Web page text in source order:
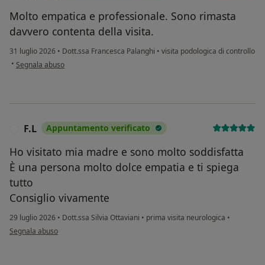
Molto empatica e professionale. Sono rimasta
davvero contenta della visita.
31 luglio 2026 • Dott.ssa Francesca Palanghi • visita podologica di controllo
• secondo l'opinione dell'utente RB
Segnala abuso
F.L Appuntamento verificato
Ho visitato mia madre e sono molto soddisfatta
È una persona molto dolce empatia e ti spiega
tutto
Consiglio vivamente
29 luglio 2026 • Dott.ssa Silvia Ottaviani • prima visita neurologica •
secondo l'opinione dell'utente F.L
Segnala abuso